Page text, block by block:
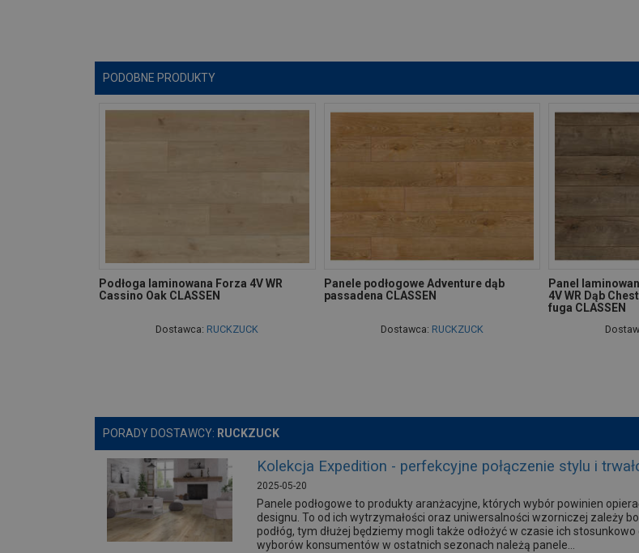
PODOBNE PRODUKTY
Podłoga laminowana Forza 4V WR
Cassino Oak CLASSEN
Dostawca: RUCKZUCK
Panele podłogowe Adventure dąb
passadena CLASSEN
Dostawca: RUCKZUCK
Panel
4V WR Dąb
fuga CLASSEN
PORADY DOSTAWCY: RUCKZUCK
Kolekcja Expedition - perfekcyjne połączenie stylu i
2025-05-20
Panele podłogowe to produkty aranżacyjne, których wybór powinien
designu. To od ich wytrzymałości oraz uniwersalności wzorniczej zależy
podłóg, tym dłużej będziemy mogli także odłożyć w czasie ich
wyborów konsumentów w ostatnich sezonach należą panele...